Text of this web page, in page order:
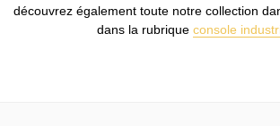
découvrez également toute notre collection
dans la rubrique console